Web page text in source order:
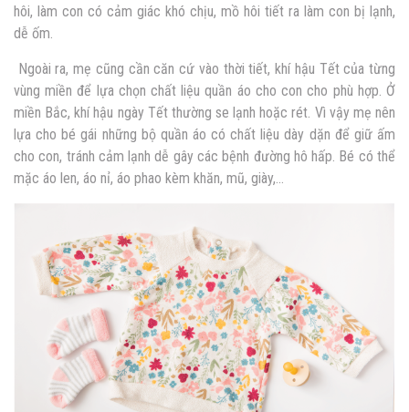
hôi, làm con có cảm giác khó chịu, mồ hôi tiết ra làm con bị lạnh,
dễ ốm.
Ngoài ra, mẹ cũng cần căn cứ vào thời tiết, khí hậu Tết của từng
vùng miền để lựa chọn chất liệu quần áo cho con cho phù hợp. Ở
miền Bắc, khí hậu ngày Tết thường se lạnh hoặc rét. Vì vậy mẹ nên
lựa cho bé gái những bộ quần áo có chất liệu dày dặn để giữ ấm
cho con, tránh cảm lạnh dễ gây các bệnh đường hô hấp. Bé có thể
mặc áo len, áo nỉ, áo phao kèm khăn, mũ, giày,…